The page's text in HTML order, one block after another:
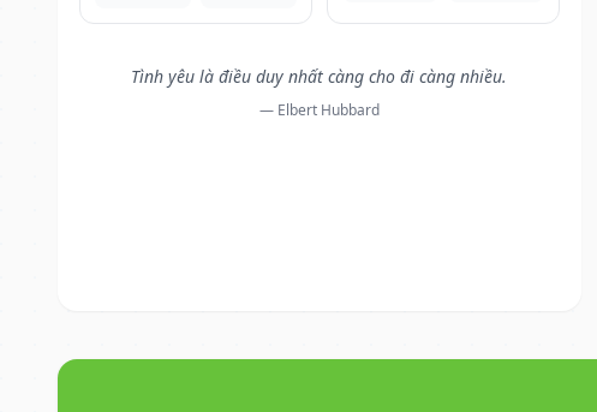
Tình yêu là điều duy nhất càng cho đi càng nhiều.
— Elbert Hubbard